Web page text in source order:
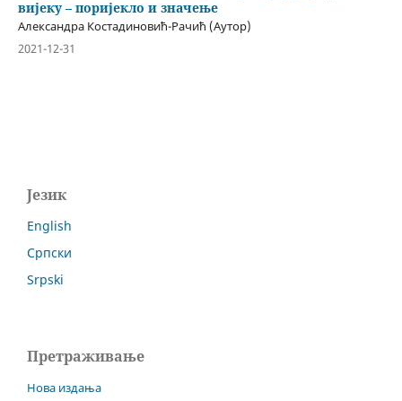
вијеку – поријекло и значење
Александра Костадиновић-Рачић (Аутор)
2021-12-31
Језик
English
Српски
Srpski
Претраживање
Нова издања